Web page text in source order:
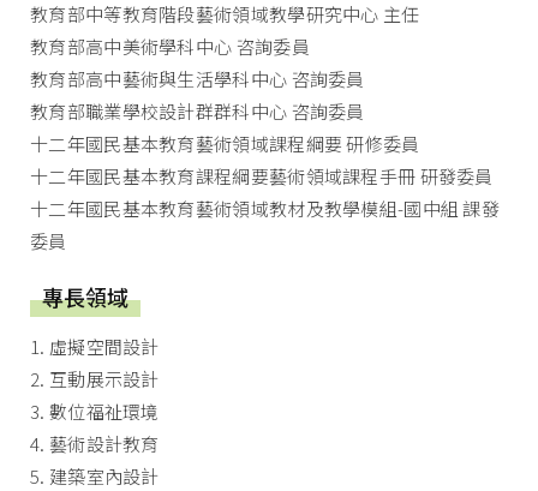
教育部中等教育階段藝術領域教學研究中心 主任
教育部高中美術學科中心 咨詢委員
教育部高中藝術與生活學科中心 咨詢委員
教育部職業學校設計群群科中心 咨詢委員
十二年國民基本教育藝術領域課程綱要 研修委員
十二年國民基本教育課程綱要藝術領域課程手冊 研發委員
十二年國民基本教育藝術領域教材及教學模組-國中組 課發
委員
專長領域
1. 虛擬空間設計
2. 互動展示設計
3. 數位福祉環境
4. 藝術設計教育
5. 建築室內設計